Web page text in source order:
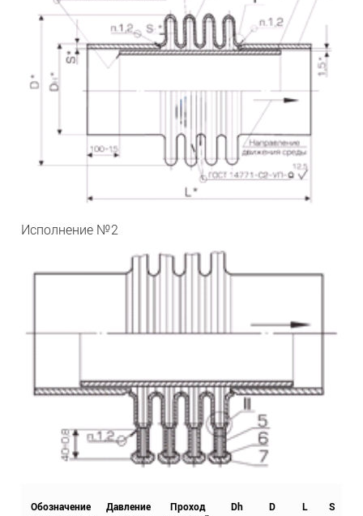
Исполнение №2
Обозначение
Давление
Проход
Dh D L S